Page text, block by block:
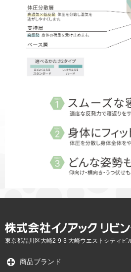
東京都品川区大崎2-9-3 大崎ウエストシティビ
商品ブランド